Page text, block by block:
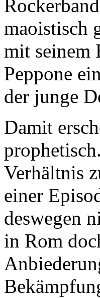
maoistisch
mit seinem
Peppone
der junge
Damit
Verhältnis
einer
deswegen
in Rom